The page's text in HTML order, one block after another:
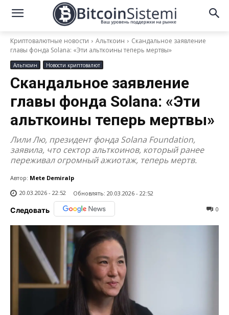
Криптовалютные новости Альткоин
Скандальное заявление
главы фонда Solana: «Эти альткоины теперь мертвы»
Альткоин Новости криптовалют
Скандальное заявление
главы фонда Solana: «Эти
альткоины теперь мертвы»
Лили Лю, президент фонда Solana Foundation,
заявила, что сектор альткоинов, который ранее
переживал огромный ажиотаж, теперь мертв.
Автор: Mete Demiralp
20.03.2026 - 22:52
Обновлять: 20.03.2026 - 22:52
Следовать 0